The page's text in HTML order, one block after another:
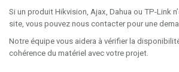
Si un produit Hikvision, Ajax, Dahua ou TP-Link
site, vous pouvez nous contacter pour une
Notre équipe vous aidera à vérifier la
cohérence du matériel avec votre projet.